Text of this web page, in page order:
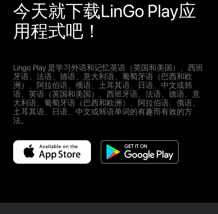
今天就下载LinGo Play应
用程式吧！
Lingo Play 是学习外语和记忆英语（英国和美国）、西班
牙语、法语、德语、意大利语、葡萄牙语（巴西和欧
洲）、阿拉伯语、俄语、土耳其语、日语、中文或韩
语、英语（英国和美国）、西班牙语、法语、德语、意
大利语、葡萄牙语（巴西和欧洲）、阿拉伯语、俄语、
土耳其语、日语、中文或韩语单词的有趣而有效的方
法。